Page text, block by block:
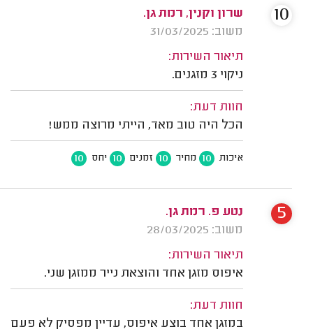
שרון וקנין, רמת גן.
משוב: 31/03/2025
תיאור השירות:
ניקוי 3 מזגנים.
חוות דעת:
הכל היה טוב מאד, הייתי מרוצה ממש!
איכות 10 מחיר 10 זמנים 10 יחס 10
10
נטע פ. רמת גן.
משוב: 28/03/2025
תיאור השירות:
איפוס מזגן אחד והוצאת נייר ממזגן שני.
חוות דעת:
במזגן אחד בוצע איפוס, עדיין מפסיק לא פעם
5